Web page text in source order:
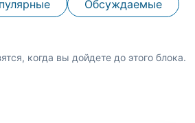
Обсуждаемые
когда вы дойдете до этого блока.